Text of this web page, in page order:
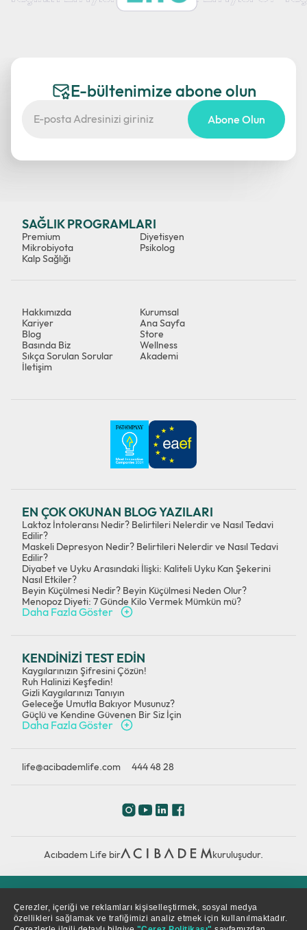
Çerezler, içeriği ve reklamları kişiselleştirmek, sosyal medya
özellikleri sağlamak ve trafiğimizi analiz etmek için kullanılmaktadır.
E-bültenimize abone olun
Abone Olun
SAĞLIK PROGRAMLARI
Premium
Mikrobiyota
Kalp Sağlığı
Diyetisyen
Psikolog
Hakkımızda
Kurumsal
Kariyer
Ana Sayfa
Blog
Store
Basında Biz
Wellness
Sıkça Sorulan Sorular
Akademi
İletişim
EN ÇOK OKUNAN BLOG YAZILARI
Laktoz İntoleransı Nedir? Belirtileri Nelerdir ve Nasıl Tedavi
Edilir?
Maskeli Depresyon Nedir? Belirtileri Nelerdir ve Nasıl Tedavi
Edilir?
Diyabet ve Uyku Arasındaki İlişki: Kaliteli Uyku Kan Şekerini
Nasıl Etkiler?
Beyin Küçülmesi Nedir? Beyin Küçülmesi Neden Olur?
Menopoz Diyeti: 7 Günde Kilo Vermek Mümkün mü?
Daha Fazla Göster
KENDİNİZİ TEST EDİN
Kaygılarınızın Şifresini Çözün!
Ruh Halinizi Keşfedin!
Gizli Kaygılarınızı Tanıyın
Geleceğe Umutla Bakıyor Musunuz?
Güçlü ve Kendine Güvenen Bir Siz İçin
Daha Fazla Göster
Acıbadem Life bir kuruluşudur.
life@acibademlife.com 444 48 28